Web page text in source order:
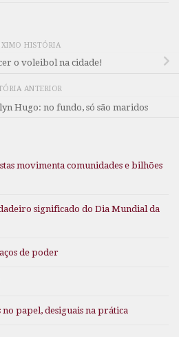
HISTÓRIA
o voleibol na cidade!
ANTERIOR
Hugo: no fundo, só são maridos
movimenta comunidades e bilhões
significado do Dia Mundial da
de poder
papel, desiguais na prática